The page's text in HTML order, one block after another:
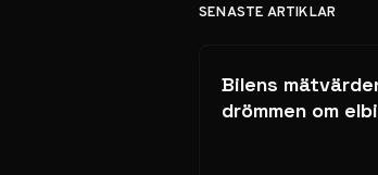
SENASTE ARTIKLAR
Bilens
drömmen om